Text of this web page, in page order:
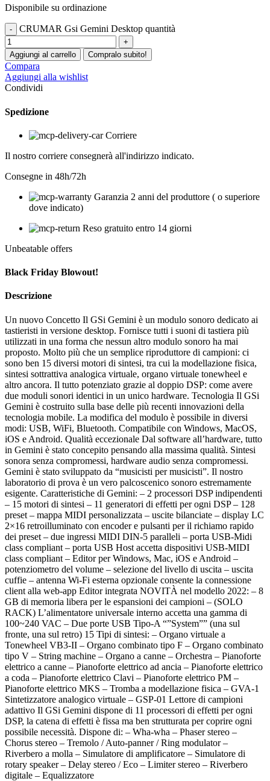
Disponibile su ordinazione
CRUMAR Gsi Gemini Desktop quantità
Aggiungi al carrello Compralo subito!
Compara
Aggiungi alla wishlist
Condividi
Spedizione
Corriere
Il nostro corriere consegnerà all'indirizzo indicato.
Consegne in 48h/72h
Garanzia 2 anni del produttore ( o superiore
dove indicato)
Reso gratuito entro 14 giorni
Unbeatable offers
Black Friday Blowout!
Descrizione
Un nuovo Concetto Il GSi Gemini è un modulo sonoro dedicato ai
tastieristi in versione desktop. Fornisce tutti i suoni di tastiera più
utilizzati in una forma che nessun altro modulo sonoro ha mai
proposto. Molto più che un semplice riproduttore di campioni: ci
sono ben 15 diversi motori di sintesi, tra cui la modellazione fisica,
sintesi sottrattiva analogica virtuale, organo virtuale tonewheel e
altro ancora. Il tutto potenziato grazie al doppio DSP: come avere
due moduli sonori identici in un unico hardware. Tecnologia Il GSi
Gemini è costruito sulla base delle più recenti innovazioni della
tecnologia mobile. La modifica del modulo è possibile in diversi
modi: USB, WiFi, Bluetooth. Compatibile con Windows, MacOS,
iOS e Android. Qualità eccezionale Dal software all’hardware, tutto
in Gemini è stato concepito pensando alla massima qualità. Sintesi
sonora senza compromessi, hardware audio senza compromessi.
Gemini è stato sviluppato da “musicisti per musicisti”. Il nostro
laboratorio di prova è un vero palcoscenico sonoro estremamente
esigente. Caratteristiche di Gemini: – 2 processori DSP indipendenti
– 15 motori di sintesi – 11 generatori di effetti per ogni DSP – 128
preset – mappa MIDI personalizzata – uscite bilanciate – display LC
2×16 retroilluminato con encoder e pulsanti per il richiamo rapido
dei preset – due ingressi MIDI DIN-5 paralleli – porta USB-Midi
class compliant – porta USB Host accetta dispositivi USB-MIDI
class compliant – Editor per Windows, Mac, iOS e Android –
potenziometro del volume – selezione del livello di uscita – uscita
cuffie – antenna Wi-Fi esterna opzionale consente la connessione
client alla web-app Editor integrata NOVITÀ nel modello 2022: – 8
GB di memoria libera per le espansioni dei campioni – (SOLO
RACK) L’alimentatore universale interno accetta una gamma di
100~240 VAC – Due porte USB Tipo-A “”System”” (una sul
fronte, una sul retro) 15 Tipi di sintesi: – Organo virtuale a
Tonewheel VB3-II – Organo combinato tipo F – Organo combinato
tipo V – String machine – Organo a canne – Orchestra – Pianoforte
elettrico a canne – Pianoforte elettrico ad ancia – Pianoforte elettrico
a coda – Pianoforte elettrico Clavi – Pianoforte elettrico PM –
Pianoforte elettrico MKS – Tromba a modellazione fisica – GVA-1
Sintetizzatore analogico virtuale – GSP-01 Lettore di campioni
adattivo Il GSi Gemini dispone di 11 processori di effetti per ogni
DSP, la catena di effetti è fissa ma ben strutturata per coprire ogni
possibile necessità. Dispone di: – Wha-wha – Phaser stereo –
Chorus stereo – Tremolo / Auto-panner / Ring modulator –
Riverbero a molla – Simulatore di amplificatore – Simulatore di
rotary speaker – Delay stereo / Eco – Limiter stereo – Riverbero
digitale – Equalizzatore